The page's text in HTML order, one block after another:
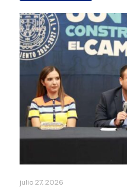
julio 27, 2026